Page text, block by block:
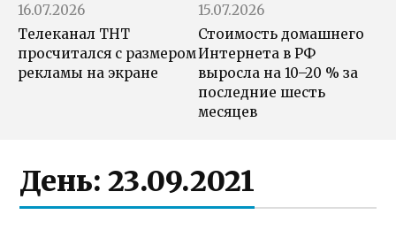
16.07.2026
Телеканал ТНТ
просчитался с размером
рекламы на экране
15.07.2026
Стоимость домашнего
Интернета в РФ
выросла на 10–20 % за
последние шесть
месяцев
День:23.09.2021